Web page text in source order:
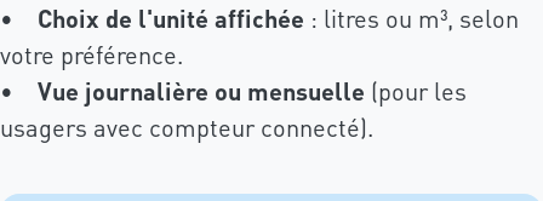
•
Choix de l'unité affichée : litres ou m³, selon
votre préférence.
•
Vue journalière ou mensuelle (pour les
usagers avec compteur connecté).